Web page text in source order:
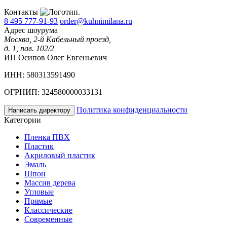
Контакты
8 495 777-91-93 order@kuhnimilana.ru
Адрес шоурума
Москва, 2-й Кабельный проезд,
д. 1, пав. 102/2
ИП Осипов Олег Евгеньевич
ИНН: 580313591490
ОГРНИП: 324580000033131
Написать директору
Политика конфиденциальности
Категории
Пленка ПВХ
Пластик
Акриловый пластик
Эмаль
Шпон
Массив дерева
Угловые
Прямые
Классические
Современные